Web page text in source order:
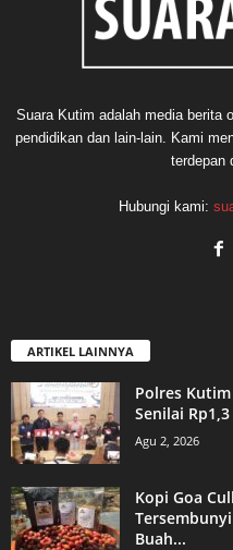
Suara Kutim adalah media berita
pendidikan dan lain-lain. Kami
terdepan
Hubungi kami:
ARTIKEL LAINNYA
Polres
Senilai
Agu 2, 2026
Kopi Goa
Buah...